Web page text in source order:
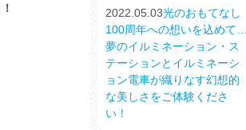
！
2022.05.03光のおもてなし
100周年への想いを込めて…
夢のイルミネーション・ス
テーションとイルミネーシ
ョン電車が織りなす幻想的
な美しさをご体験くださ
い！